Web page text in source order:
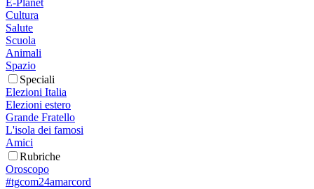
E-Planet
Cultura
Salute
Scuola
Animali
Spazio
Speciali
Elezioni Italia
Elezioni estero
Grande Fratello
L'isola dei famosi
Amici
Rubriche
Oroscopo
#tgcom24amarcord